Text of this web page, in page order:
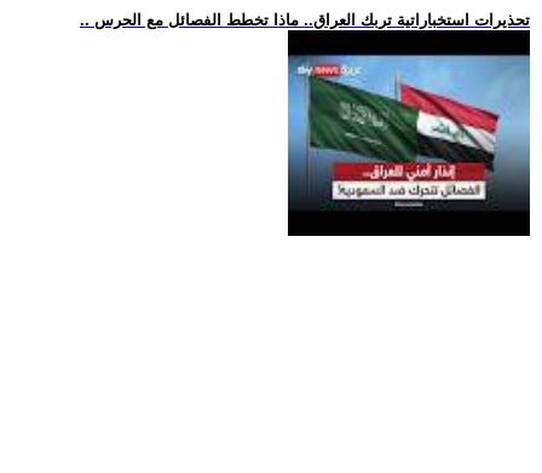
.. تحذيرات استخباراتية تربك العراق.. ماذا تخطط الفصائل مع الحرس